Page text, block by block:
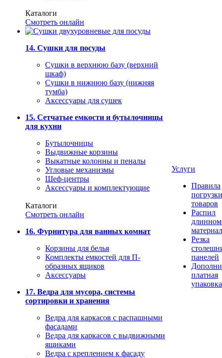
Каталоги
Смотреть онлайн
14. Сушки для посуды
Сушки в верхнюю базу (верхний
шкаф)
Сушки в нижнюю базу (нижняя
тумба)
Аксессуары для сушек
15. Сетчатые емкости и бутылочницы
для кухни
Бутылочницы
Выдвижные корзины
Выкатные колонны и пеналы
Угловые механизмы
Шеф-центры
Аксессуары и комплектующие
Каталоги
Смотреть онлайн
16. Фурнитура для ванных комнат
Корзины для белья
Комплекты емкостей для П-
образных ящиков
Аксессуары
17. Ведра для мусора, системы
сортировки и хранения
Ведра для каркасов с распашными
фасадами
Ведра для каркасов с выдвижными
ящиками
Ведра с креплением к фасаду
Услуги
Правила
погрузки
товаров
Распил
Резка
панелей
платная
упаковка